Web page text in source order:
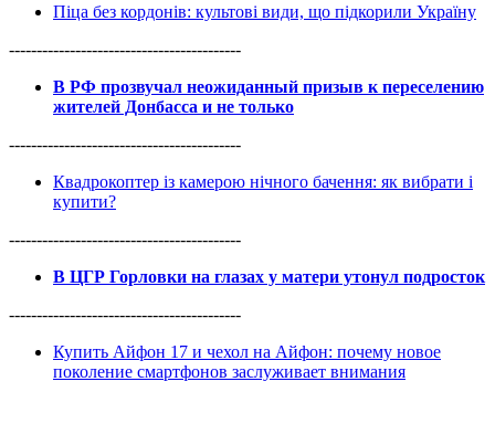
Піца без кордонів: культові види, що підкорили Україну
------------------------------------------
В РФ прозвучал неожиданный призыв к переселению
жителей Донбасса и не только
------------------------------------------
Квадрокоптер із камерою нічного бачення: як вибрати і
купити?
------------------------------------------
В ЦГР Горловки на глазах у матери утонул подросток
------------------------------------------
Купить Айфон 17 и чехол на Айфон: почему новое
поколение смартфонов заслуживает внимания